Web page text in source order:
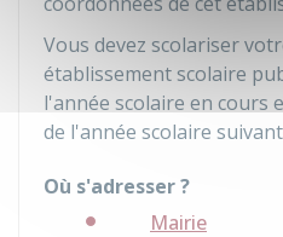
Vous devez scolariser
établissement scolaire
l'année scolaire en cours
de l'année scolaire
Où s'adresser ?
Mairie